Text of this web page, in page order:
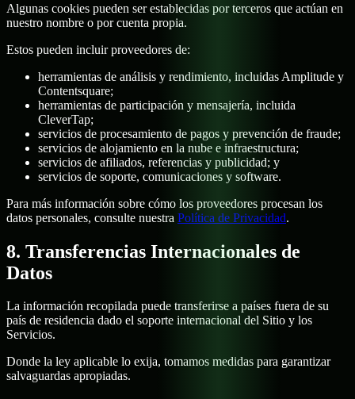
Algunas cookies pueden ser establecidas por terceros que actúan en
nuestro nombre o por cuenta propia.
Estos pueden incluir proveedores de:
herramientas de análisis y rendimiento, incluidas Amplitude y
Contentsquare;
herramientas de participación y mensajería, incluida
CleverTap;
servicios de procesamiento de pagos y prevención de fraude;
servicios de alojamiento en la nube e infraestructura;
servicios de afiliados, referencias y publicidad; y
servicios de soporte, comunicaciones y software.
Para más información sobre cómo los proveedores procesan los
datos personales, consulte nuestra Política de Privacidad.
8. Transferencias Internacionales de
Datos
La información recopilada puede transferirse a países fuera de su
país de residencia dado el soporte internacional del Sitio y los
Servicios.
Donde la ley aplicable lo exija, tomamos medidas para garantizar
salvaguardas apropiadas.